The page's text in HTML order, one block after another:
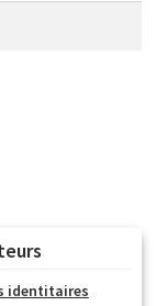
identitaires